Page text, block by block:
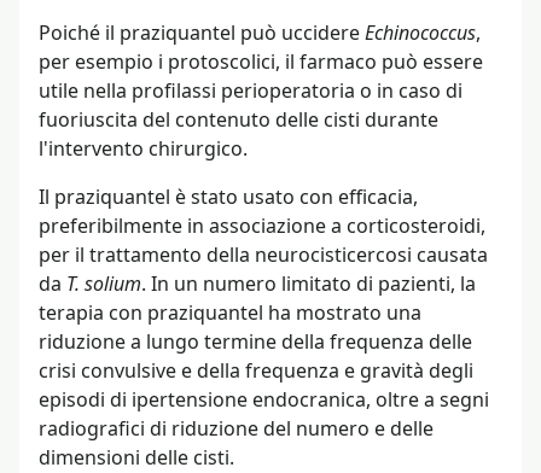
Poiché il praziquantel può uccidereEchinococcus,
per esempio i protoscolici, il farmaco può essere
utile nella profilassi perioperatoria o in caso di
fuoriuscita del contenuto delle cisti durante
l'intervento chirurgico.
Il praziquantel è stato usato con efficacia,
preferibilmente in associazione a corticosteroidi,
per il trattamento della neurocisticercosi causata
da T. solium. In un numero limitato di pazienti, la
terapia con praziquantel ha mostrato una
riduzione a lungo termine della frequenza delle
crisi convulsive e della frequenza e gravità degli
episodi di ipertensione endocranica, oltre a segni
radiografici di riduzione del numero e delle
dimensioni delle cisti.